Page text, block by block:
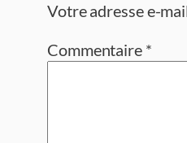
Votre adresse e-
Commentaire *